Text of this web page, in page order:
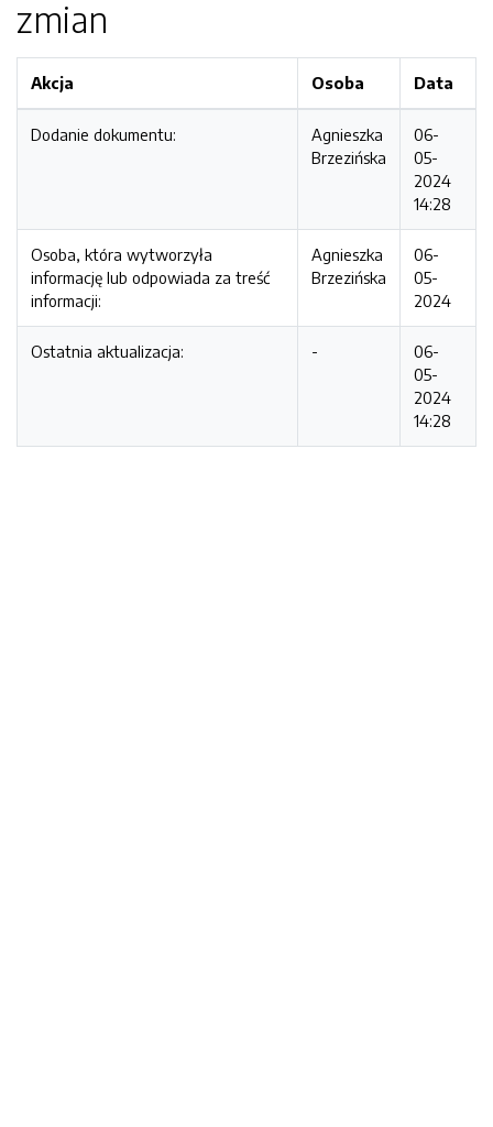
zmian
Akcja Osoba Data
Dodanie dokumentu:
Agnieszka
Brzezińska
06-
05-
2024
14:28
Osoba, która wytworzyła
informację lub odpowiada za treść
informacji:
Agnieszka
Brzezińska
06-
05-
2024
Ostatnia aktualizacja: -
06-
05-
2024
14:28